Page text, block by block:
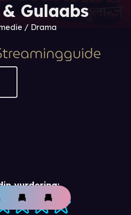
Gulaabs
/ Drama
vurdering: